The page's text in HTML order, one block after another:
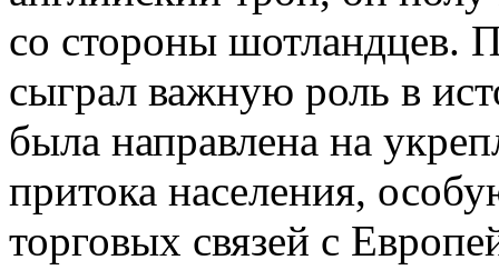
со стороны шотландцев.
сыграл важную роль в
была направлена на
притока населения,
торговых связей с